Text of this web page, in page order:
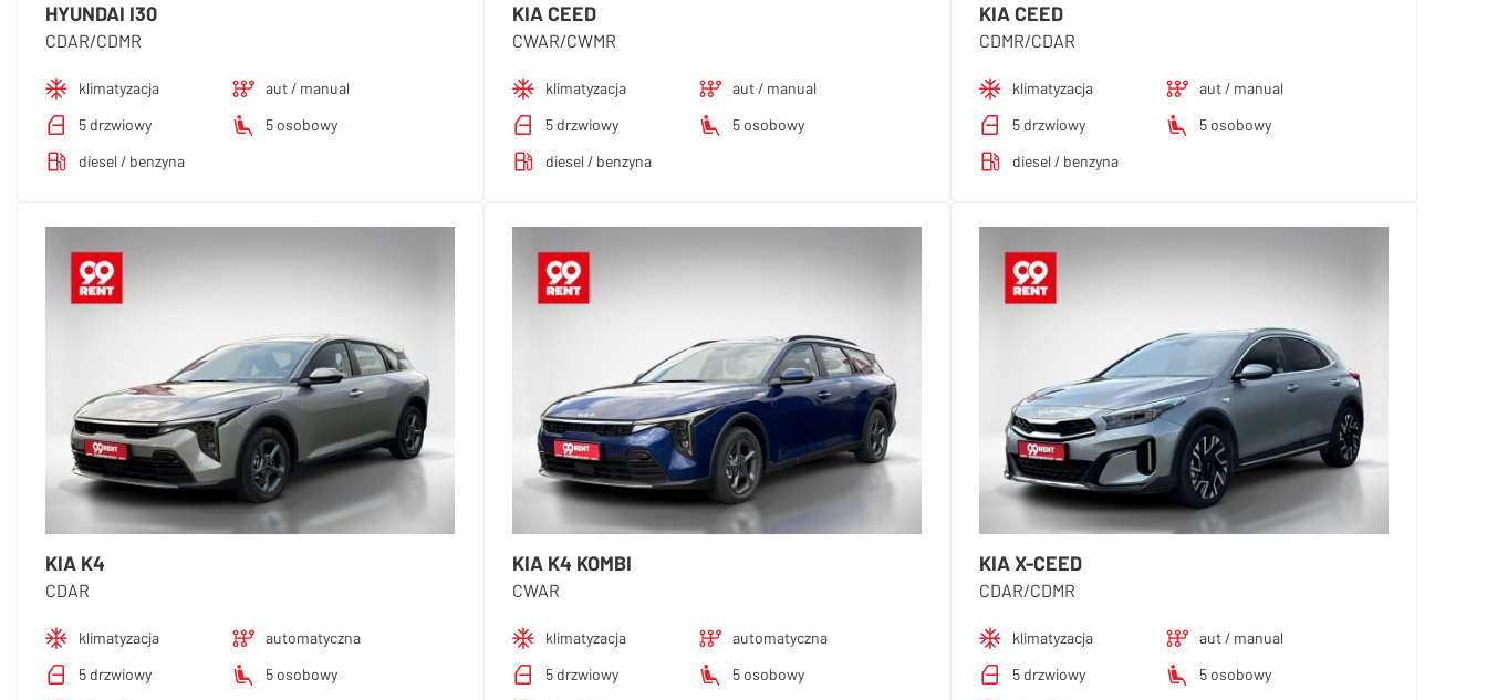
HYUNDAI I30
CDAR/CDMR
klimatyzacja
aut / manual
5 drzwiowy
5 osobowy
diesel / benzyna
KIA CEED
CWAR/CWMR
klimatyzacja
aut / manual
5 drzwiowy
5 osobowy
diesel / benzyna
KIA CEED
CDMR/CDAR
klimatyzacja
aut / manual
5 drzwiowy
5 osobowy
diesel / benzyna
KIA K4
CDAR
klimatyzacja
automatyczna
5 drzwiowy
5 osobowy
KIA K4 KOMBI
CWAR
klimatyzacja
automatyczna
5 drzwiowy
5 osobowy
KIA X-CEED
CDAR/CDMR
klimatyzacja
aut / manual
5 drzwiowy
5 osobowy